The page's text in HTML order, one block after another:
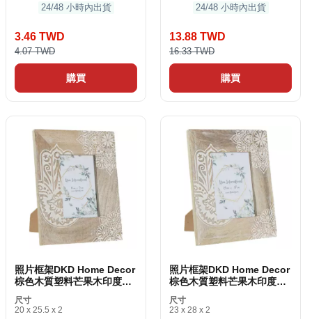
24/48 小時內出貨
3.46 TWD
4.07 TWD
購買
24/48 小時內出貨
13.88 TWD
16.33 TWD
購買
照片框架DKD Home Decor
棕色木質塑料芒果木印度人
20 x 2 x 25.5 km
尺寸
20 x 25.5 x 2
照片框架DKD Home Decor
棕色木質塑料芒果木印度人
23 x 2 x 28 cm
尺寸
23 x 28 x 2